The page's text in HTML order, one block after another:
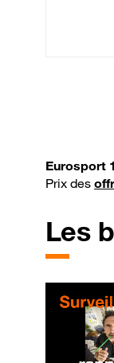
Eurosport
Prix des
Les